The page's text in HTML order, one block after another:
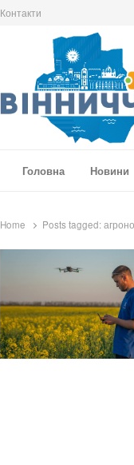
Контакти
Головна
Новини
Home Posts tagged: